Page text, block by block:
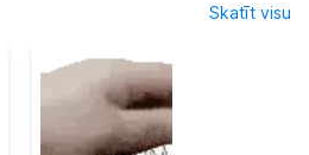
Skatīt visu